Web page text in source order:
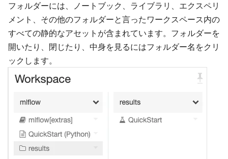
フォルダーには、ノートブック、ライブラリ、エクスペリ
メント、その他のフォルダーと言ったワークスペース内の
すべての静的なアセットが含まれています。フォルダーを
開いたり、閉じたり、中身を見るにはフォルダー名をクリ
ックします。